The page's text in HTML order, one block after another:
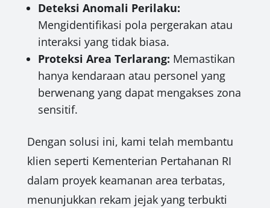
Deteksi Anomali Perilaku:
Mengidentifikasi pola pergerakan atau
interaksi yang tidak biasa.
Proteksi Area Terlarang: Memastikan
hanya kendaraan atau personel yang
berwenang yang dapat mengakses zona
sensitif.
Dengan solusi ini, kami telah membantu
klien seperti Kementerian Pertahanan RI
dalam proyek keamanan area terbatas,
menunjukkan rekam jejak yang terbukti